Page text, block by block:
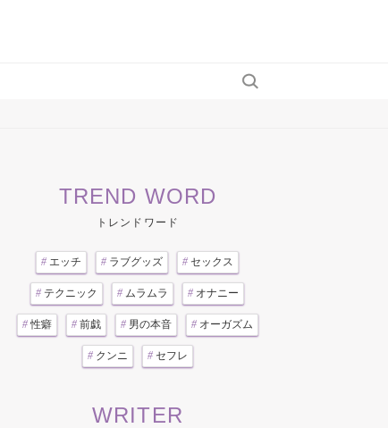
TREND WORD
トレンドワード
# エッチ # ラブグッズ # セックス
# テクニック # ムラムラ # オナニー
# 性癖 # 前戯 # 男の本音 # オーガズム
# クンニ # セフレ
WRITER